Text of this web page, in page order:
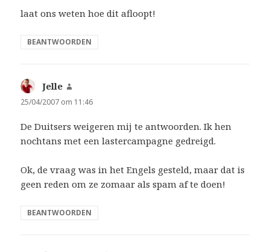
laat ons weten hoe dit afloopt!
BEANTWOORDEN
Jelle
25/04/2007 om 11:46
De Duitsers weigeren mij te antwoorden. Ik hen
nochtans met een lastercampagne gedreigd.
Ok, de vraag was in het Engels gesteld, maar dat is
geen reden om ze zomaar als spam af te doen!
BEANTWOORDEN